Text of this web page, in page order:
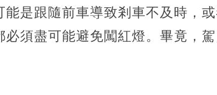
能是跟隨前車導致剎車不及時，
須盡可能避免闖紅燈。畢竟，